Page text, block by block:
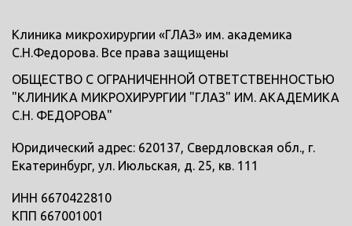
Клиника микрохирургии «ГЛАЗ» им. академика
С.Н.Федорова. Все права защищены
ОБЩЕСТВО С ОГРАНИЧЕННОЙ ОТВЕТСТВЕННОСТЬЮ
"КЛИНИКА МИКРОХИРУРГИИ "ГЛАЗ" ИМ. АКАДЕМИКА
С.Н. ФЕДОРОВА"
Юридический адрес: 620137, Свердловская обл., г.
Екатеринбург, ул. Июльская, д. 25, кв. 111
ИНН 6670422810
КПП 667001001